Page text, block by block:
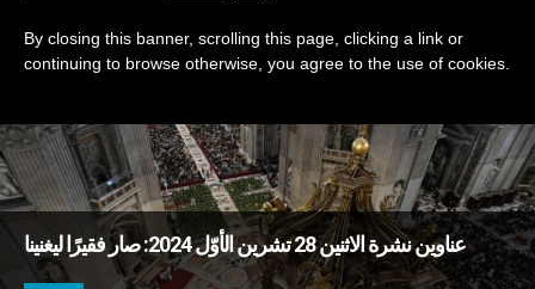
DERNIÈRES NOUVELLES
عناوين نشرة الاثنين 28 تشرين الأوّل 2024: صار فقيرًا ليغنينا
By closing this banner, scrolling this page, clicking a link or
continuing to browse otherwise, you agree to the use of cookies.